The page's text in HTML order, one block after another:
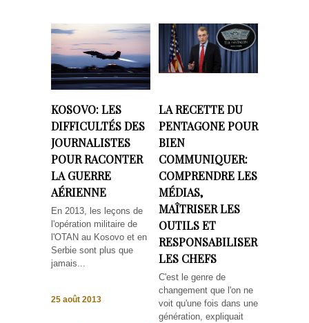
KOSOVO: LES
DIFFICULTÉS DES
JOURNALISTES
POUR RACONTER
LA GUERRE
AÉRIENNE
En 2013, les leçons de
l'opération militaire de
l'OTAN au Kosovo et en
Serbie sont plus que
jamais...
25 août 2013
LA RECETTE DU
PENTAGONE POUR
BIEN
COMMUNIQUER:
COMPRENDRE LES
MÉDIAS,
MAÎTRISER LES
OUTILS ET
RESPONSABILISER
LES CHEFS
C'est le genre de
changement que l'on ne
voit qu'une fois dans une
génération, expliquait